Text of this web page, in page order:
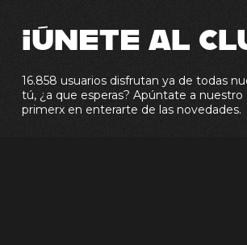
¡ÚNETE AL
16.858 usuarios disfrutan ya de todas
tú, ¿a que esperas? Apúntate a nuestro
primerx en enterarte de las novedades.